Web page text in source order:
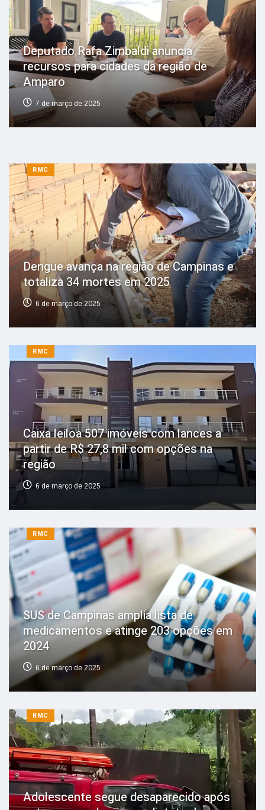
Deputado Rafa Zimbaldi anuncia
recursos para cidades da região de
Amparo
7 de março de 2025
RMC
Dengue avança na região de Campinas e
totaliza 34 mortes em 2025
6 de março de 2025
RMC
Caixa leiloa 507 imóveis com lances a
partir de R$ 27,8 mil com opções na
região
6 de março de 2025
RMC
SUS de Campinas amplia lista de
medicamentos e atinge 203 opções em
2024
6 de março de 2025
RMC
Adolescente segue desaparecido após